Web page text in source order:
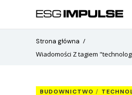
Strona główna
Wiadomości Z tagiem
BUDOWNICTWO